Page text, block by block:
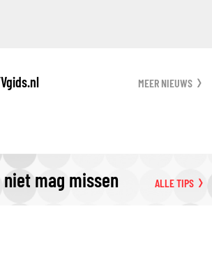
MEER NIEUWS
mag missen ALLE TIPS